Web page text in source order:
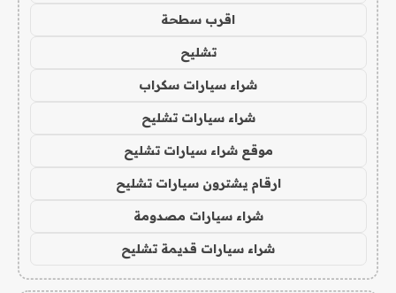
اقرب سطحة
تشليح
شراء سيارات سكراب
شراء سيارات تشليح
موقع شراء سيارات تشليح
ارقام يشترون سيارات تشليح
شراء سيارات مصدومة
شراء سيارات قديمة تشليح